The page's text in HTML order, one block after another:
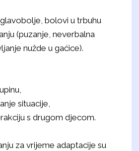
bolovi u trbuhu
(puzanje, neverbalna
nužde u gaćice).
situacije,
s drugom djecom.
za vrijeme adaptacije su